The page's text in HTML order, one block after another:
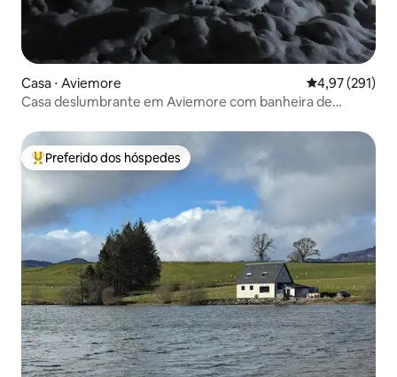
Casa ⋅ Aviemore 4,97 de uma
4,97 (291)
Casa deslumbrante em Aviemore com banheira de
Entre os melhores preferidos dos hóspedes
Preferido dos hóspedes